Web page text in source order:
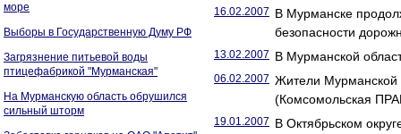
море
Выборы в Государственную Думу РФ
Загрязнение питьевой воды
птицефабрикой "Мурманская"
На Мурманскую область обрушился
сильный шторм
16.02.2007 В Мурманске
безопасности
13.02.2007 В Мурманской
06.02.2007 Жители Мурманской
(Комсомольская
19.01.2007 В Октябрьском